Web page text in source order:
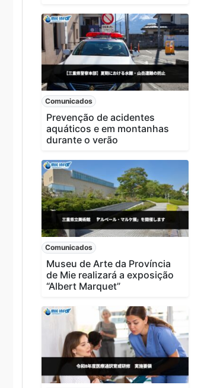
Comunicados
Prevenção de acidentes
aquáticos e em montanhas
durante o verão
Comunicados
Museu de Arte da Província
de Mie realizará a exposição
“Albert Marquet”